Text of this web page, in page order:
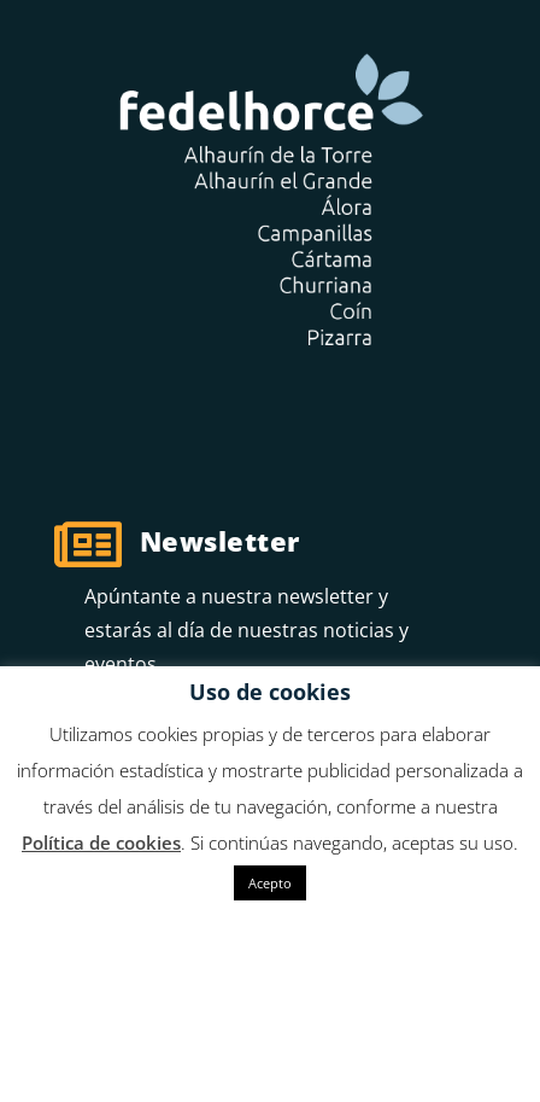
 Newsletter
Apúntante a nuestra newsletter y
estarás al día de nuestras noticias y
eventos
Suscribirme
Estamos en
Uso de cookies
Utilizamos cookies propias y de terceros para elaborar
información estadística y mostrarte publicidad personalizada a
través del análisis de tu navegación, conforme a nuestra
Política de cookies. Si continúas navegando, aceptas su uso.
Acepto